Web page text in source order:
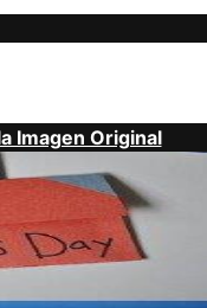
Imagen Original